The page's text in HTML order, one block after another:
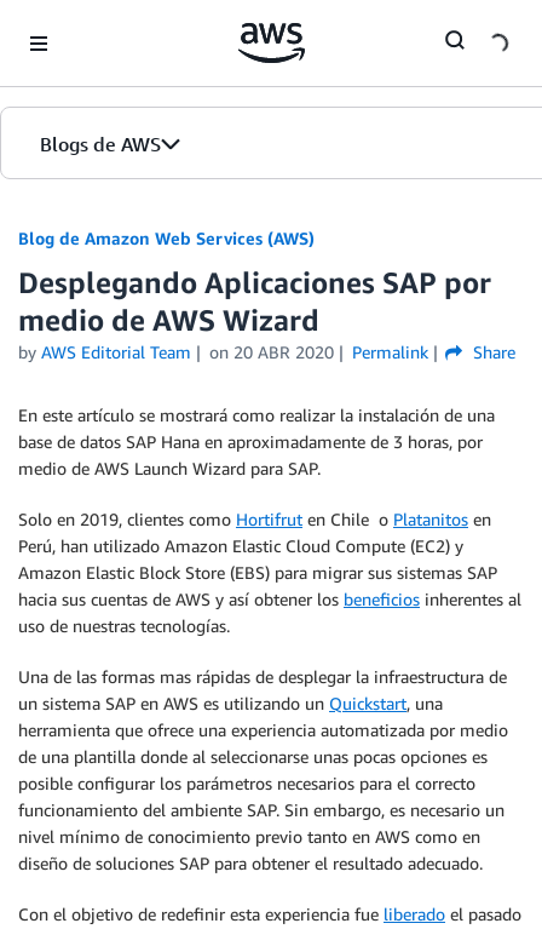
Blogs de AWS
Inicio
Ediciones
Blog de Amazon Web Services (AWS)
Desplegando Aplicaciones SAP por
medio de AWS Wizard
by AWS Editorial Team on 20 ABR 2020 Permalink Share
En este artículo se mostrará como realizar la instalación de una
base de datos SAP Hana en aproximadamente de 3 horas, por
medio de AWS Launch Wizard para SAP.
Solo en 2019, clientes como Hortifrut en Chile o Platanitos en
Perú, han utilizado Amazon Elastic Cloud Compute (EC2) y
Amazon Elastic Block Store (EBS) para migrar sus sistemas SAP
hacia sus cuentas de AWS y así obtener los beneficios inherentes al
uso de nuestras tecnologías.
Una de las formas mas rápidas de desplegar la infraestructura de
un sistema SAP en AWS es utilizando un Quickstart, una
herramienta que ofrece una experiencia automatizada por medio
de una plantilla donde al seleccionarse unas pocas opciones es
posible configurar los parámetros necesarios para el correcto
funcionamiento del ambiente SAP. Sin embargo, es necesario un
nivel mínimo de conocimiento previo tanto en AWS como en
diseño de soluciones SAP para obtener el resultado adecuado.
Con el objetivo de redefinir esta experiencia fue liberado el pasado